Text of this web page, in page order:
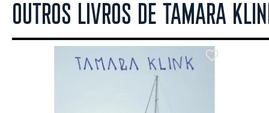
OUTROS LIVROS DE TAMARA